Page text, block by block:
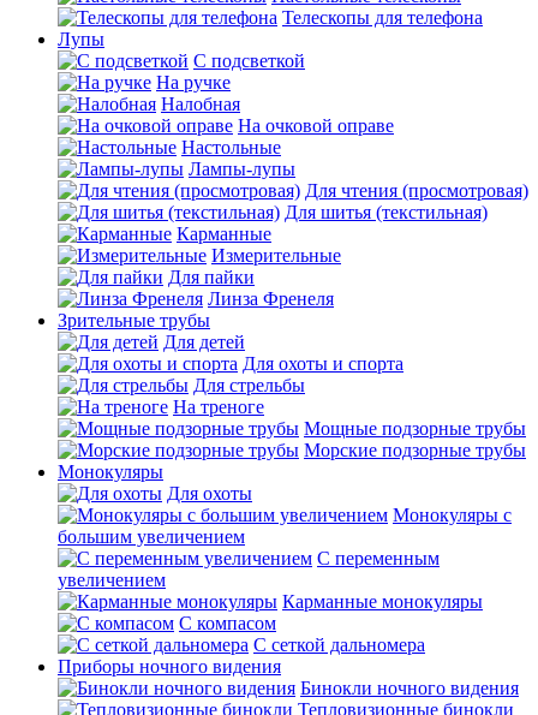
Телескопы для телефона
Лупы
С подсветкой
На ручке
Налобная
На очковой оправе
Настольные
Лампы-лупы
Для чтения (просмотровая)
Для шитья (текстильная)
Карманные
Измерительные
Для пайки
Линза Френеля
Зрительные трубы
Для детей
Для охоты и спорта
Для стрельбы
На треноге
Мощные подзорные трубы
Морские подзорные трубы
Монокуляры
Для охоты
Монокуляры с
большим увеличением
С переменным
увеличением
Карманные монокуляры
С компасом
С сеткой дальномера
Приборы ночного видения
Бинокли ночного видения
Тепловизионные бинокли